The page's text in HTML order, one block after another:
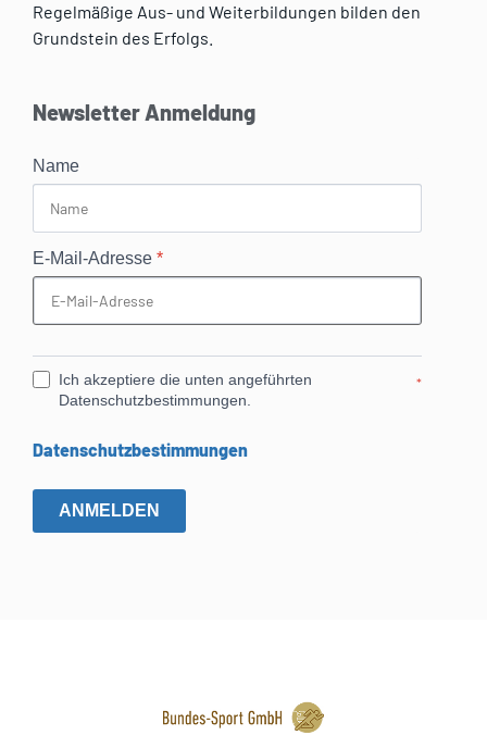
Regelmäßige Aus- und Weiterbildungen bilden den
Grundstein des Erfolgs.
Newsletter Anmeldung
Name
E-Mail-Adresse *
Ich akzeptiere die unten angeführten
Datenschutzbestimmungen.
*
Datenschutzbestimmungen
ANMELDEN